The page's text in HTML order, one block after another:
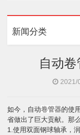
新闻分类
自动
2021/
如今，自动卷管器的使
省做出了巨大贡献。那
1.使用双面钢球轴承，